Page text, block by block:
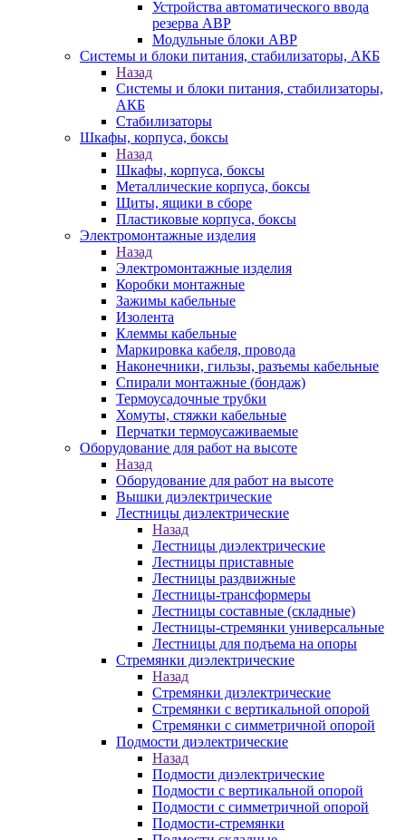
Устройства автоматического ввода
резерва АВР
Модульные блоки АВР
Системы и блоки питания, стабилизаторы, АКБ
Назад
Системы и блоки питания, стабилизаторы,
АКБ
Стабилизаторы
Шкафы, корпуса, боксы
Назад
Шкафы, корпуса, боксы
Металлические корпуса, боксы
Щиты, ящики в сборе
Пластиковые корпуса, боксы
Электромонтажные изделия
Назад
Электромонтажные изделия
Коробки монтажные
Зажимы кабельные
Изолента
Клеммы кабельные
Маркировка кабеля, провода
Наконечники, гильзы, разъемы кабельные
Спирали монтажные (бондаж)
Термоусадочные трубки
Хомуты, стяжки кабельные
Перчатки термоусаживаемые
Оборудование для работ на высоте
Назад
Оборудование для работ на высоте
Вышки диэлектрические
Лестницы диэлектрические
Назад
Лестницы диэлектрические
Лестницы приставные
Лестницы раздвижные
Лестницы-трансформеры
Лестницы составные (складные)
Лестницы-стремянки универсальные
Лестницы для подъема на опоры
Стремянки диэлектрические
Назад
Стремянки диэлектрические
Стремянки с вертикальной опорой
Стремянки с симметричной опорой
Подмости диэлектрические
Назад
Подмости диэлектрические
Подмости с вертикальной опорой
Подмости с симметричной опорой
Подмости-стремянки